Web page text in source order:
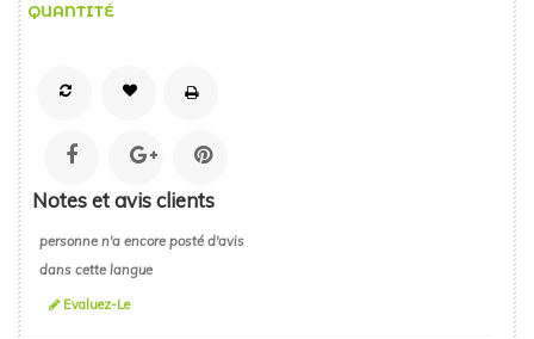
QUANTITÉ
Notes et avis clients
personne n'a encore posté d'avis
dans cette langue
Evaluez-Le